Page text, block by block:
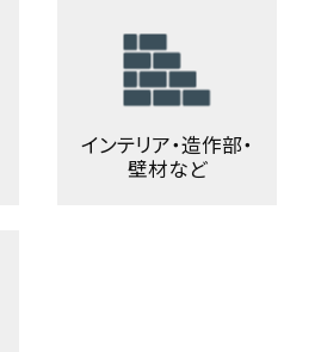
インテリア・造作部・
壁材など